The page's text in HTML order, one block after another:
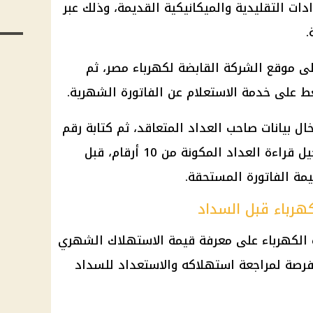
التقليدية والميكانيكية القديمة، وذلك عبر
موقع الشركة القابضة لكهرباء مصر، ثم
على خدمة الاستعلام عن الفاتورة الشهرية.
بيانات صاحب العداد المتعاقد، ثم كتابة رقم
العداد، وتحديد مكان تركيبه، وتسجيل قراءة العداد المكونة من 10 أرقام، قبل
الفاتورة المستحقة.
قبل السداد
الكهرباء على معرفة قيمة الاستهلاك الشهري
لمراجعة استهلاكه والاستعداد للسداد